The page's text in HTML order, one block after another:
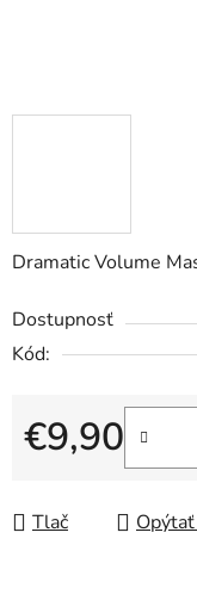
Dramatic Volume
Dostupnosť
Kód:
€9,90
Jednotková cena:
Tlač